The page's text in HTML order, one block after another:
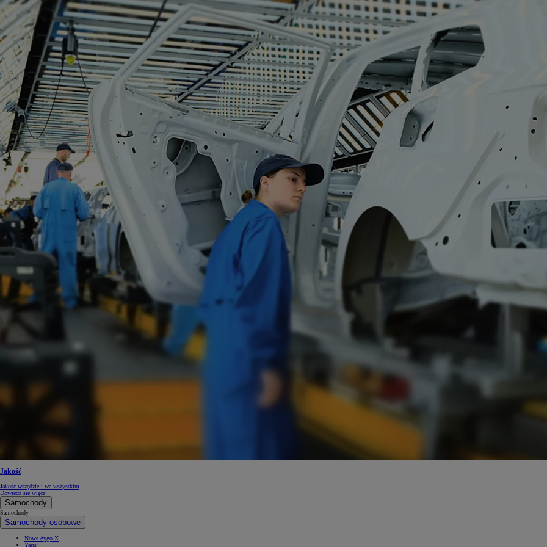
Od
Corolla Hatchback
HYBRID
Jakość
Jakość wszędzie i we wszystkim
Dowiedz się więcej
Samochody
Samochody
Samochody osobowe
Nowe Aygo X
Yaris